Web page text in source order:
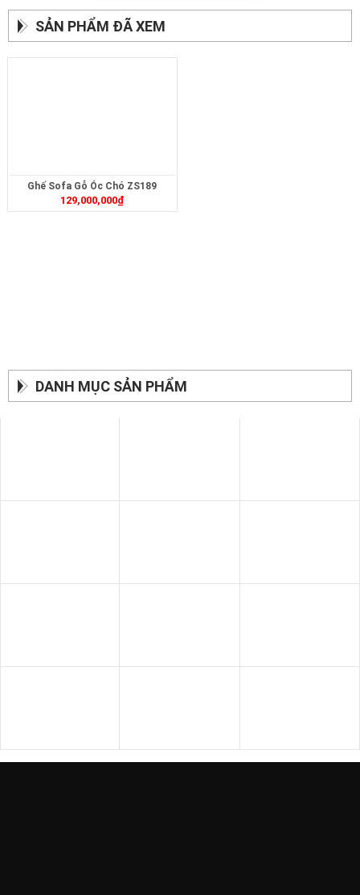
SẢN PHẨM ĐÃ XEM
Ghế Sofa Gỗ Óc Chó ZS189
129,000,000₫
SOFA BĂNG BÀN ĂN GIƯỜNG - TỦ